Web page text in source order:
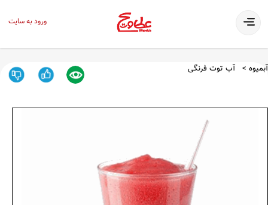
ورود به سایت
آبمیوه آب توت فرنگی